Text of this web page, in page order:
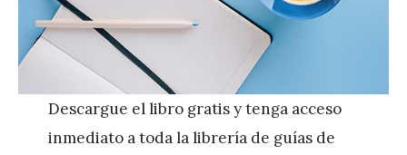
Descargue el libro gratis y tenga acceso
inmediato a toda la librería de guías de